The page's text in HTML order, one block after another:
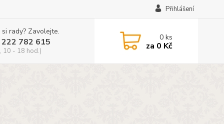
Přihlášení
rady? Zavolejte.
782 615
10 - 18 hod.)
0ks
za 0 Kč